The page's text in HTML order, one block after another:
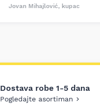
Jovan Mihajlović, kupac
Dostava robe 1-5 dana
Pogledajte asortiman